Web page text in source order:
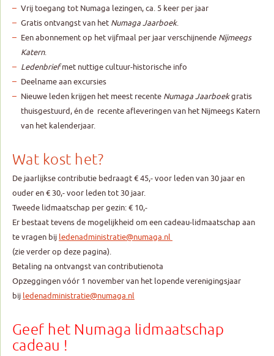
Vrij toegang tot Numaga lezingen, ca. 5 keer per jaar
Gratis ontvangst van het Numaga Jaarboek.
Een abonnement op het vijfmaal per jaar verschijnende Nijmeegs
Katern.
Ledenbriefmet nuttige cultuur-historische info
Deelname aan excursies
Nieuwe leden krijgen het meest recente Numaga Jaarboekgratis
thuisgestuurd, én de recente afleveringen van het Nijmeegs Katern
van het kalenderjaar.
Wat kost het?
De jaarlijkse contributie bedraagt € 45,- voor leden van 30 jaar en
ouder en € 30,- voor leden tot 30 jaar.
Tweede lidmaatschap per gezin: € 10,-
Er bestaat tevens de mogelijkheid om een cadeau-lidmaatschap aan
te vragen bij ledenadministratie@numaga.nl
(zie verder op deze pagina).
Betaling na ontvangst van contributienota
Opzeggingen vóór 1 november van het lopende verenigingsjaar
bij ledenadministratie@numaga.nl
Geef het Numaga lidmaatschap
cadeau !